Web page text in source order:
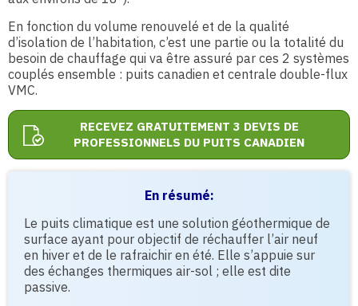
En fonction du volume renouvelé et de la qualité
d’isolation de l’habitation, c’est une partie ou la totalité du
besoin de chauffage qui va être assuré par ces 2 systèmes
couplés ensemble : puits canadien et centrale double-flux
VMC.
RECEVEZ GRATUITEMENT 3 DEVIS DE
PROFESSIONNELS DU PUITS CANADIEN
En résumé:
Le puits climatique est une solution géothermique de
surface ayant pour objectif de réchauffer l’air neuf
en hiver et de le rafraichir en été. Elle s’appuie sur
des échanges thermiques air-sol ; elle est dite
passive.